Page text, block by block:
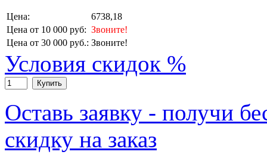
Цена:
6738,18
Цена от 10 000 руб: Звоните!
Цена от 30 000 руб.: Звоните!
Условия скидок %
Купить
Оставь заявку - получи
скидку на заказ